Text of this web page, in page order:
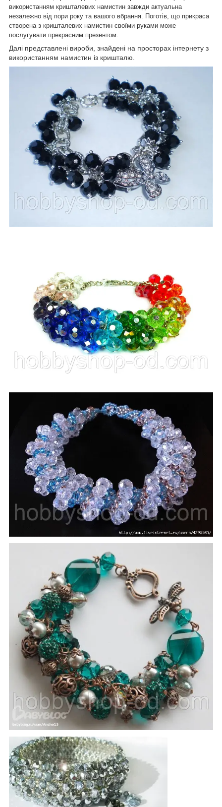
використанням кришталевих намистин завжди актуальна
незалежно від пори року та вашого вбрання. Поготів, що прикраса
створена з кришталевих намистин своїми руками може
послугувати прекрасним презентом.
Далі представлені вироби, знайдені на просторах інтернету з
використанням намистин із кришталю.